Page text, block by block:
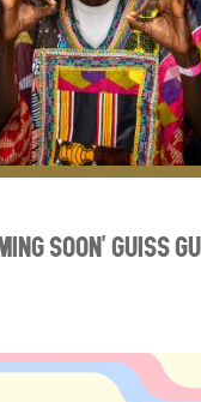
SOON' GUISS